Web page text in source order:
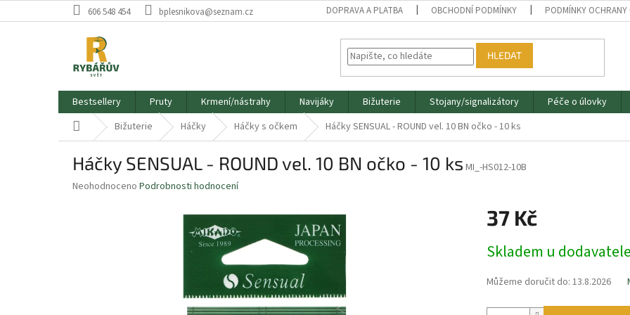
na
606 548 454 bplesnikova@seznam.cz DOPRAVA A PLATBA OBCHODNÍ PODMÍNKY PODMÍNKY OCHRANY
HLEDAT
Bestsellery Pruty Krmení/nástrahy Navijáky Bižuterie Stojany/signalizátory Péče o úlovky
Domů Bižuterie Háčky Háčky s očkem Háčky SENSUAL - ROUND vel. 10 BN očko - 10 ks
Háčky SENSUAL - ROUND vel. 10 BN očko - 10 ks MI_-HS012-10B
Průměrné
Neohodnoceno Podrobnosti hodnocení
37 Kč
cena:
Skladem u dodavatele
Můžeme doručit do: 13.8.2026